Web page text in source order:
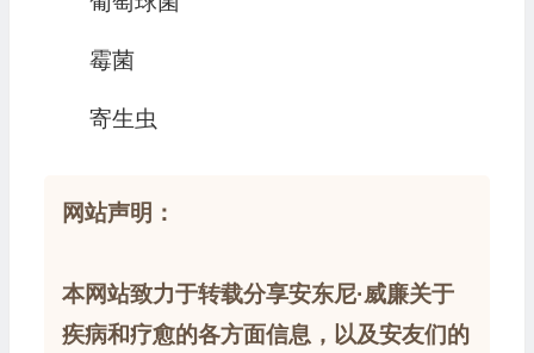
霉菌
寄生虫
网站声明：
本网站致力于转载分享安东尼·威廉关于
疾病和疗愈的各方面信息，以及安友们的